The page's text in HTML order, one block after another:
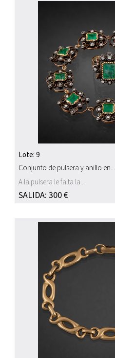
Lote: 9
Conjunto de pulsera y anillo en...
A la pulsera le falta la...
SALIDA: 300 €